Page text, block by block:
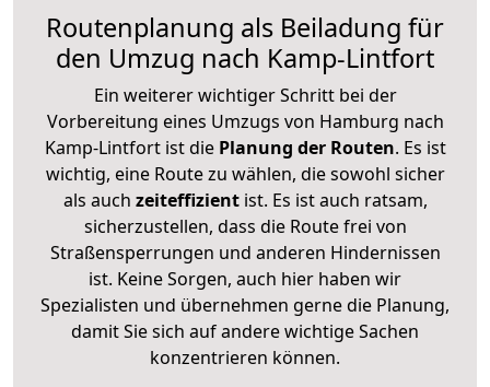
Routenplanung als Beiladung für
den Umzug nach Kamp-Lintfort
Ein weiterer wichtiger Schritt bei der
Vorbereitung eines Umzugs von Hamburg nach
Kamp-Lintfort ist diePlanung der Routen. Es ist
wichtig, eine Route zu wählen, die sowohl sicher
als auch zeiteffizientist. Es ist auch ratsam,
sicherzustellen, dass die Route frei von
Straßensperrungen und anderen Hindernissen
ist. Keine Sorgen, auch hier haben wir
Spezialisten und übernehmen gerne die Planung,
damit Sie sich auf andere wichtige Sachen
konzentrieren können.